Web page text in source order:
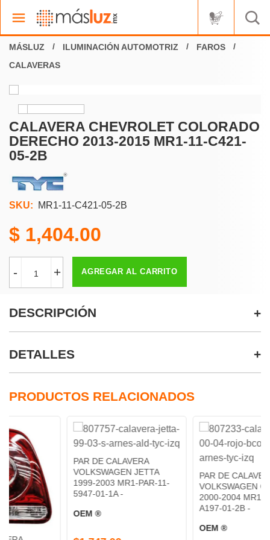
ILUMINACIÓN AUTOMOTRIZ
FAROS
CALAVERAS
CALAVERA CHEVROLET COLORADO
DERECHO 2013-2015 MR1-11-C421-
05-2B
SKU: MR1-11-C421-05-2B
1,404.00
- + AGREGAR AL CARRITO
DESCRIPCIÓN
DETALLES
PRODUCTOS RELACIONADOS
PAR DE CALAVERA
VOLKSWAGEN JETTA
1999-2003 MR1-PAR-11-
5947-01-1A -
OEM ®
PAR DE CALAVERA
VOLKSWAGEN GOLF
2000-2004 MR1-PAR-11-
A197-01-2B -